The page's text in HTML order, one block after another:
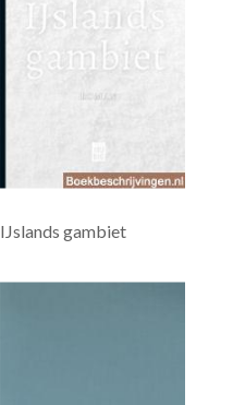
IJslands gambiet